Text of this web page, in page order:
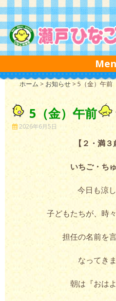
Skip to content
ホーム > お知らせ> 5（金）午前
5（金）午前
2026年6月5日
【２・満３
いちご・ち
今日も涼
子どもたちが、時
担任の名前を
なってき
朝は『おは